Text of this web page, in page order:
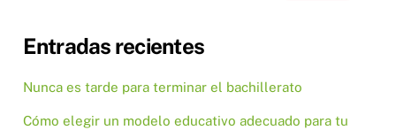
Entradas recientes
Nunca es tarde para terminar el bachillerato
Cómo elegir un modelo educativo adecuado para tu